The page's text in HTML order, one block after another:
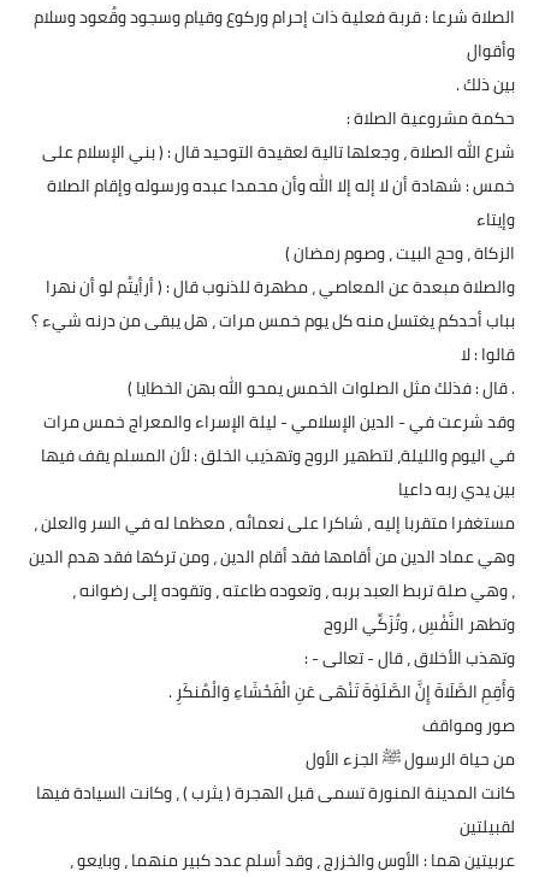
الصلاة شرعا : قربة فعلية ذات إحرام وركوع وقيام وسجود وقُعود وسلام
وأقوال
بين ذلك .
حكمة مشروعية الصلاة :
شرع الله الصلاة ، وجعلها تالية لعقيدة التوحيد قال : ( بني الإسلام على
خمس : شهادة أن لا إله إلا الله وأن محمدا عبده ورسوله وإقام الصلاة
وإيتاء
الزكاة ، وحج البيت ، وصوم رمضان )
والصلاة مبعدة عن المعاصي ، مطهرة للذنوب قال : ( أرأيتُم لو أن نهرا
بباب أحدكم يغتسل منه كل يوم خمس مرات ، هل يبقى من درنه شيء ؟
قالوا : لا
. قال : فذلك مثل الصلوات الخمس يمحو الله بهن الخطايا )
وقد شرعت في - الدين الإسلامي - ليلة الإسراء والمعراج خمس مرات
في اليوم والليلة، لتطهير الروح وتهذيب الخلق : لأن المسلم يقف فيها
بين يدي ربه داعيا
مستغفرا متقربا إليه ، شاكرا على نعمائه ، معظما له في السر والعلن ،
وهي عماد الدين من أقامها فقد أقام الدين ، ومن تركها فقد هدم الدين
، وهي صلة تربط العبد بربه ، وتعوده طاعته ، وتقوده إلى رضوانه ،
وتطهر النَّفْسِ ، وتُزَكِّي الروح
وتهذب الأخلاق ، قال - تعالى - :
وَأَقِمِ الصَّلَاةَ إِنَّ الصَّلَوٰةَ تَنْهَى عَنِ الْفَحْشَاءِ وَالْمُنكَرِ .
صور ومواقف
من حياة الرسول ﷺ الجزء الأول
كانت المدينة المنورة تسمى قبل الهجرة ( يثرب ) ، وكانت السيادة فيها
لقبيلتين
عربيتين هما : الأوس والخزرج ، وقد أسلم عدد كبير منهما ، وبايعو ،